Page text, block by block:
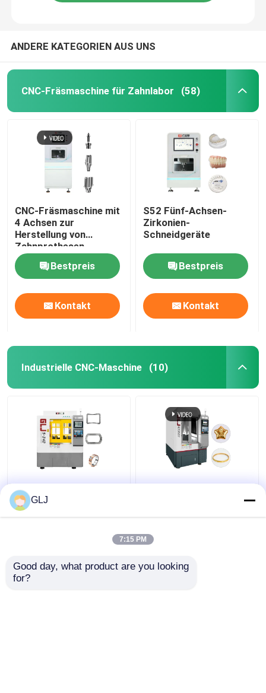
ANDERE KATEGORIEN AUS UNS
CNC-Fräsmaschine für Zahnlabor (58)
CNC-Fräsmaschine mit
4 Achsen zur
Herstellung von
Zahnprothesen
Bestpreis
Kontakt
S52 Fünf-Achsen-
Zirkonien-
Schneidgeräte
Bestpreis
Kontakt
Industrielle CNC-Maschine (10)
G5-240 Vierstation 5-
Achsen-Maschine
Ring 5-Achsen-Cnc-
Maschine für Schmuck
atemberaubend
GLJ
7:15 PM
Good day, what product are you looking
for?